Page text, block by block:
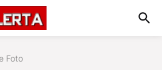
Foto